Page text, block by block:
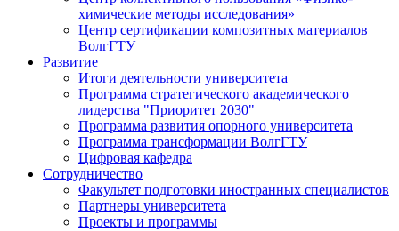
химические методы исследования»
Центр сертификации композитных материалов
ВолгГТУ
Развитие
Итоги деятельности университета
Программа стратегического академического
лидерства "Приоритет 2030"
Программа развития опорного университета
Программа трансформации ВолгГТУ
Цифровая кафедра
Сотрудничество
Факультет подготовки иностранных специалистов
Партнеры университета
Проекты и программы